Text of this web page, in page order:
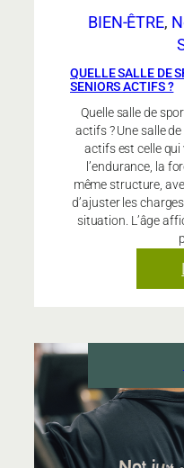
BIEN-ÊTRE,
QUELLE SALLE DE
SENIORS ACTIFS ?
Quelle salle de
actifs ? Une salle
actifs est celle
l’endurance, la
même structure,
d’ajuster les
situation. L’âge